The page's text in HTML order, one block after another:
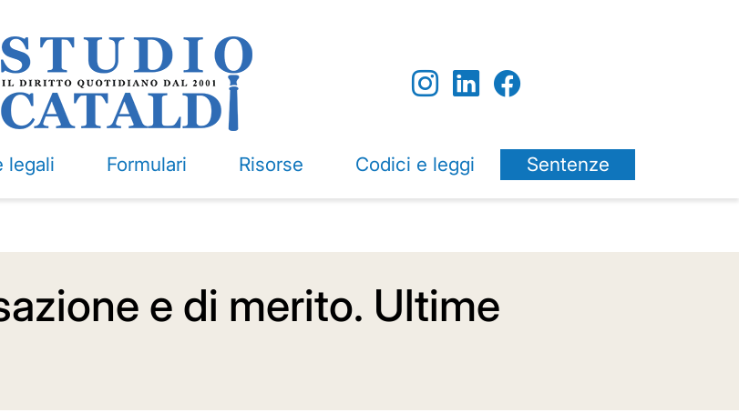
legali Formulari Risorse Codici e leggi Sentenze
e di merito. Ultime